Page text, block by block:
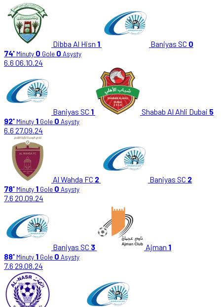
Dibba Al Hisn 1 Baniyas SC 0
74' Minuty 0 Gole 0 Asysty
6.6 06.10.24
Baniyas SC 1 Shabab Al Ahli Dubai 5
92' Minuty 1 Gole 0 Asysty
6.6 27.09.24
Al Wahda FC 2 Baniyas SC 2
78' Minuty 1 Gole 0 Asysty
7.6 20.09.24
Baniyas SC 3 Ajman 1
88' Minuty 1 Gole 0 Asysty
7.6 29.08.24